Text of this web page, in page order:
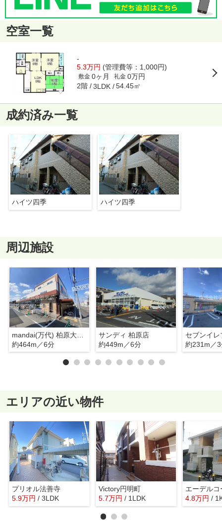
空室一覧
-
5.3万円 (管理費等：1,000円)
敷金 0ヶ月 礼金 0万円
2階 3LDK 54.45㎡
成約済み一覧
ハイツ四季 ハイツ四季
周辺施設
mandai(万代) 柏原大県店
約464m／6分
サンディ 柏原店
約449m／6分
約231m／
エリアの近い物件
プリオル法善寺
5.9万円 / 3LDK
Victory円明町
5.7万円 / 1LDK
エーデルコ
4.8万円 /